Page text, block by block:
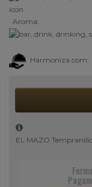
Aroma:
Harmoniza com:
EL MAZO